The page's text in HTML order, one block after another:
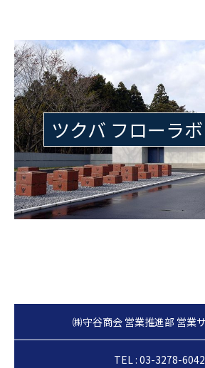
ツクバ フローラボ
TEL : 03-3278-6042